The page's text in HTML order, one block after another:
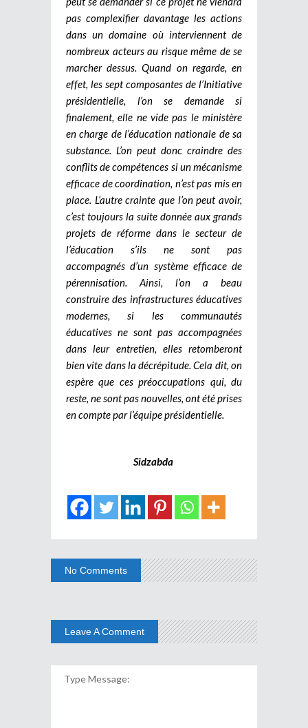
pas complexifier davantage les actions
dans un domaine où interviennent de
nombreux acteurs au risque même de se
marcher dessus. Quand on regarde, en
effet, les sept composantes de l’Initiative
présidentielle, l’on se demande si
finalement, elle ne vide pas le ministère
en charge de l’éducation nationale de sa
substance. L’on peut donc craindre des
conflits de compétences si un mécanisme
efficace de coordination, n’est pas mis en
place. L’autre crainte que l’on peut avoir,
c’est toujours la suite donnée aux grands
projets de réforme dans le secteur de
l’éducation s’ils ne sont pas
accompagnés d’un système efficace de
pérennisation. Ainsi, l’on a beau
construire des infrastructures éducatives
modernes, si les communautés
éducatives ne sont pas accompagnées
dans leur entretien, elles retomberont
bien vite dans la décrépitude. Cela dit, on
espère que ces préoccupations qui, du
reste, ne sont pas nouvelles, ont été prises
en compte par l’équipe présidentielle.
Sidzabda
No Comments
Leave A Comment